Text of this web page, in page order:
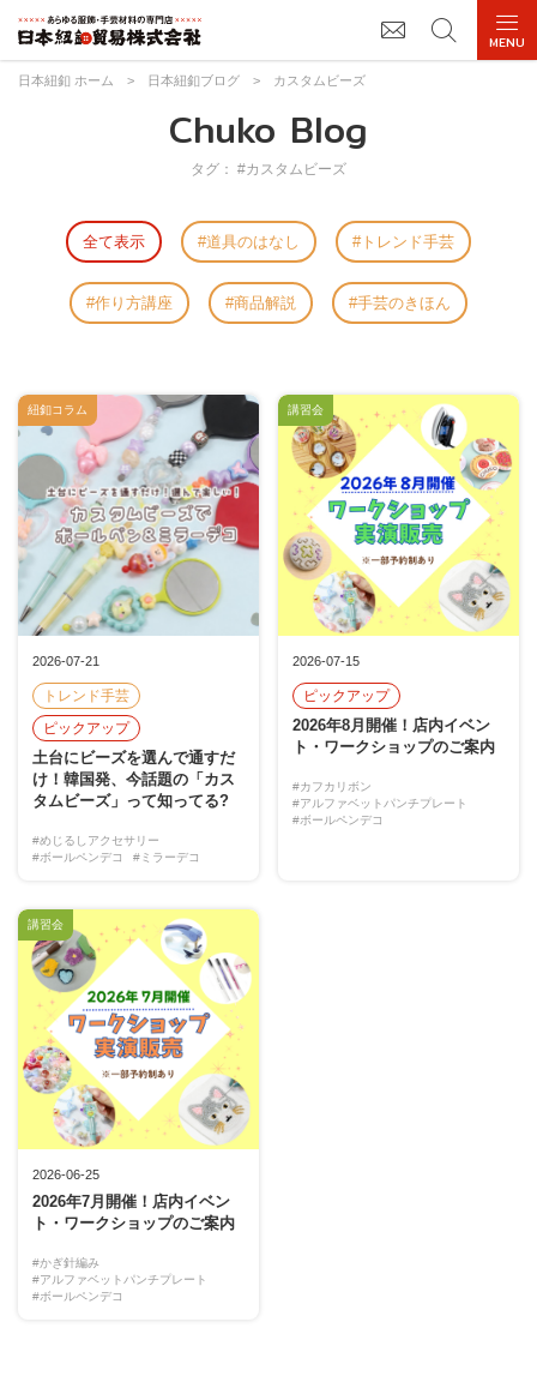
日本紐釦 ホーム > 日本紐釦ブログ > カスタムビーズ
Chuko Blog
タグ： #カスタムビーズ
全て表示 道具のはなし トレンド手芸
作り方講座 商品解説 手芸のきほん
2026-07-21
トレンド手芸
ピックアップ
土台にビーズを選んで通すだ
け！韓国発、今話題の「カス
タムビーズ」って知ってる?
#めじるしアクセサリー
#ボールペンデコ
#ミラーデコ
紐釦コラム
2026-07-15
ピックアップ
2026年8月開催！店内イベン
ト・ワークショップのご案内
#カフカリボン
#アルファベットパンチプレート
#ボールペンデコ
講習会
2026-06-25
2026年7月開催！店内イベン
ト・ワークショップのご案内
#かぎ針編み
#アルファベットパンチプレート
#ボールペンデコ
講習会